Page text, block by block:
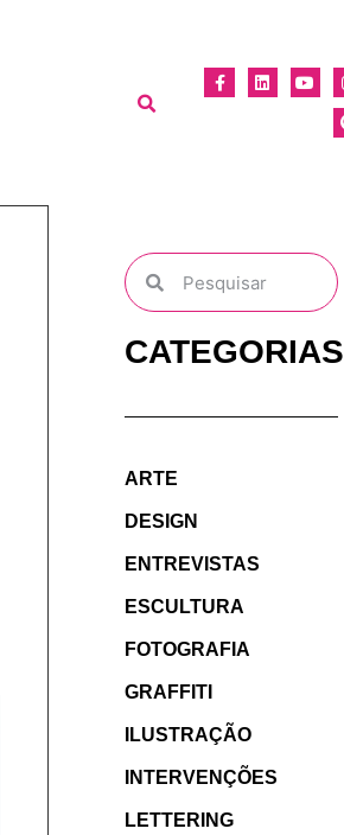
CATEGORIAS
ARTE
DESIGN
ENTREVISTAS
ESCULTURA
FOTOGRAFIA
GRAFFITI
ILUSTRAÇÃO
INTERVENÇÕES
LETTERING